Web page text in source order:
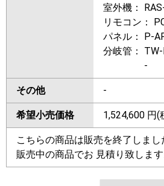
室外機：
リモコン：
パネル： P-
分岐管： TW-
-
その他 -
希望小売価格 1,524,600 円(
こちらの商品は販売を終了しまし
販売中の商品でお 見積り致します